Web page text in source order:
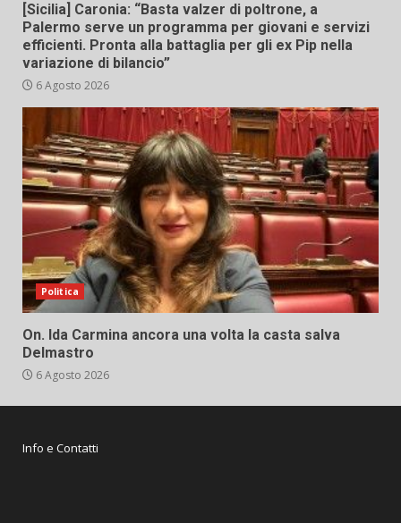
[Sicilia] Caronia: “Basta valzer di poltrone, a
Palermo serve un programma per giovani e servizi
efficienti. Pronta alla battaglia per gli ex Pip nella
variazione di bilancio”
6 Agosto 2026
Politica
On. Ida Carmina ancora una volta la casta salva
Delmastro
6 Agosto 2026
Info e Contatti